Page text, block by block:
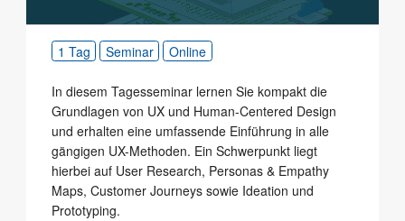
1 Tag Seminar Online
In diesem Tagesseminar lernen Sie kompakt die
Grundlagen von UX und Human-Centered Design
und erhal­ten eine umfassende Einführung in alle
gängigen UX-Methoden. Ein Schwerpunkt liegt
hierbei auf User Research, Personas & Empathy
Maps, Customer Journeys sowie Ideation und
Prototyping.